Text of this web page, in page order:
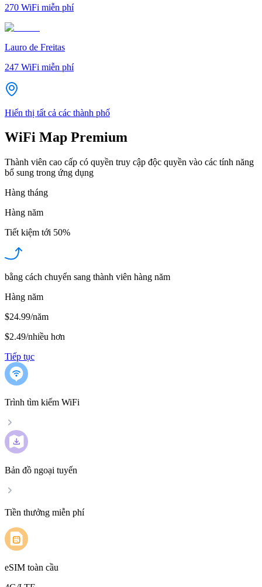
270 WiFi miễn phí
Lauro de Freitas
247 WiFi miễn phí
Hiển thị tất cả các thành phố
WiFi Map Premium
Thành viên cao cấp có quyền truy cập độc quyền vào các tính năng
bổ sung trong ứng dụng
Hàng tháng
Hàng năm
Tiết kiệm tới 50%
bằng cách chuyển sang thành viên hàng năm
Hàng năm
$24.99/năm
$2.49/nhiều hơn
Tiếp tục
Trình tìm kiếm WiFi
Bản đồ ngoại tuyến
Tiền thưởng miễn phí
eSIM toàn cầu